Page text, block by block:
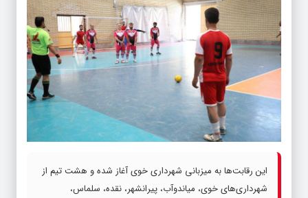
این رقابت‌ها به میزبانی شهرداری خوی آغاز شده و هشت تیم از
شهرداری‌های خوی، میاندوآب، پیرانشهر، نقده، سلماس،